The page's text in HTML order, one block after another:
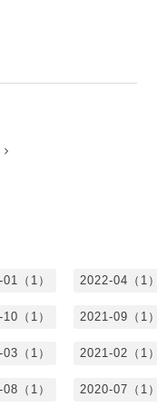
（1） 2022-04（1）
（1） 2021-09（1）
（1） 2021-02（1）
（1） 2020-07（1）